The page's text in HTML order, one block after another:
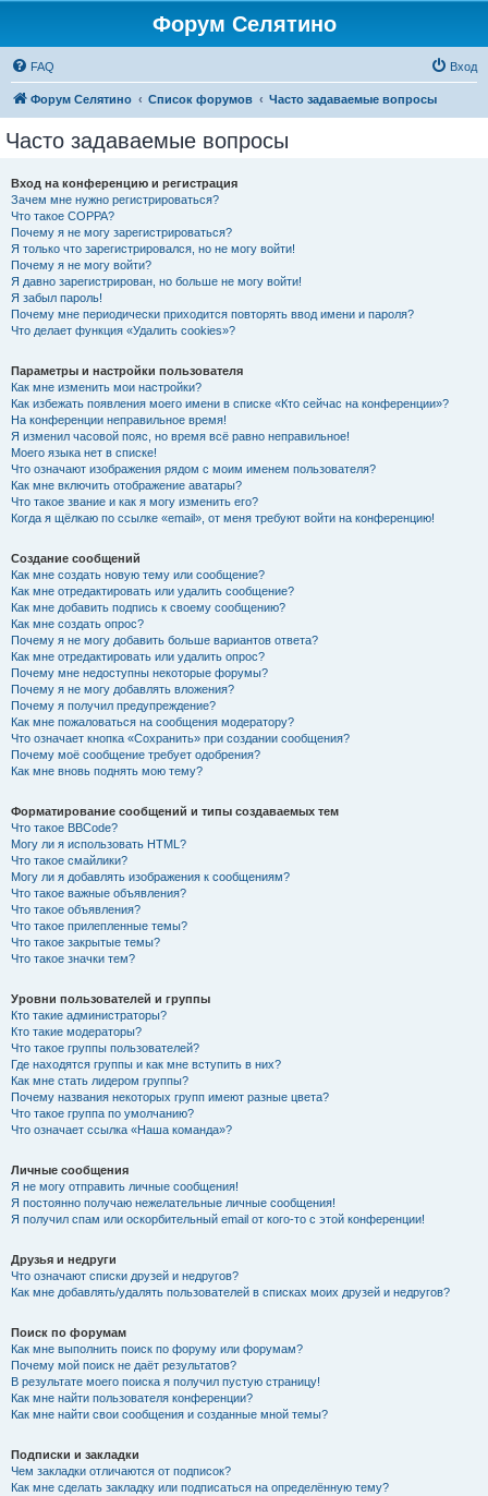
Форум Селятино
FAQ Вход
Форум Селятино Список форумов Часто задаваемые вопросы
Часто задаваемые вопросы
Вход на конференцию и регистрация
Зачем мне нужно регистрироваться?
Что такое COPPA?
Почему я не могу зарегистрироваться?
Я только что зарегистрировался, но не могу войти!
Почему я не могу войти?
Я давно зарегистрирован, но больше не могу войти!
Я забыл пароль!
Почему мне периодически приходится повторять ввод имени и пароля?
Что делает функция «Удалить cookies»?
Параметры и настройки пользователя
Как мне изменить мои настройки?
Как избежать появления моего имени в списке «Кто сейчас на конференции»?
На конференции неправильное время!
Я изменил часовой пояс, но время всё равно неправильное!
Моего языка нет в списке!
Что означают изображения рядом с моим именем пользователя?
Как мне включить отображение аватары?
Что такое звание и как я могу изменить его?
Когда я щёлкаю по ссылке «email», от меня требуют войти на конференцию!
Создание сообщений
Как мне создать новую тему или сообщение?
Как мне отредактировать или удалить сообщение?
Как мне добавить подпись к своему сообщению?
Как мне создать опрос?
Почему я не могу добавить больше вариантов ответа?
Как мне отредактировать или удалить опрос?
Почему мне недоступны некоторые форумы?
Почему я не могу добавлять вложения?
Почему я получил предупреждение?
Как мне пожаловаться на сообщения модератору?
Что означает кнопка «Сохранить» при создании сообщения?
Почему моё сообщение требует одобрения?
Как мне вновь поднять мою тему?
Форматирование сообщений и типы создаваемых тем
Что такое BBCode?
Могу ли я использовать HTML?
Что такое смайлики?
Могу ли я добавлять изображения к сообщениям?
Что такое важные объявления?
Что такое объявления?
Что такое прилепленные темы?
Что такое закрытые темы?
Что такое значки тем?
Уровни пользователей и группы
Кто такие администраторы?
Кто такие модераторы?
Что такое группы пользователей?
Где находятся группы и как мне вступить в них?
Как мне стать лидером группы?
Почему названия некоторых групп имеют разные цвета?
Что такое группа по умолчанию?
Что означает ссылка «Наша команда»?
Личные сообщения
Я не могу отправить личные сообщения!
Я постоянно получаю нежелательные личные сообщения!
Я получил спам или оскорбительный email от кого-то с этой конференции!
Друзья и недруги
Что означают списки друзей и недругов?
Как мне добавлять/удалять пользователей в списках моих друзей и недругов?
Поиск по форумам
Как мне выполнить поиск по форуму или форумам?
Почему мой поиск не даёт результатов?
В результате моего поиска я получил пустую страницу!
Как мне найти пользователя конференции?
Как мне найти свои сообщения и созданные мной темы?
Подписки и закладки
Чем закладки отличаются от подписок?
Как мне сделать закладку или подписаться на определённую тему?